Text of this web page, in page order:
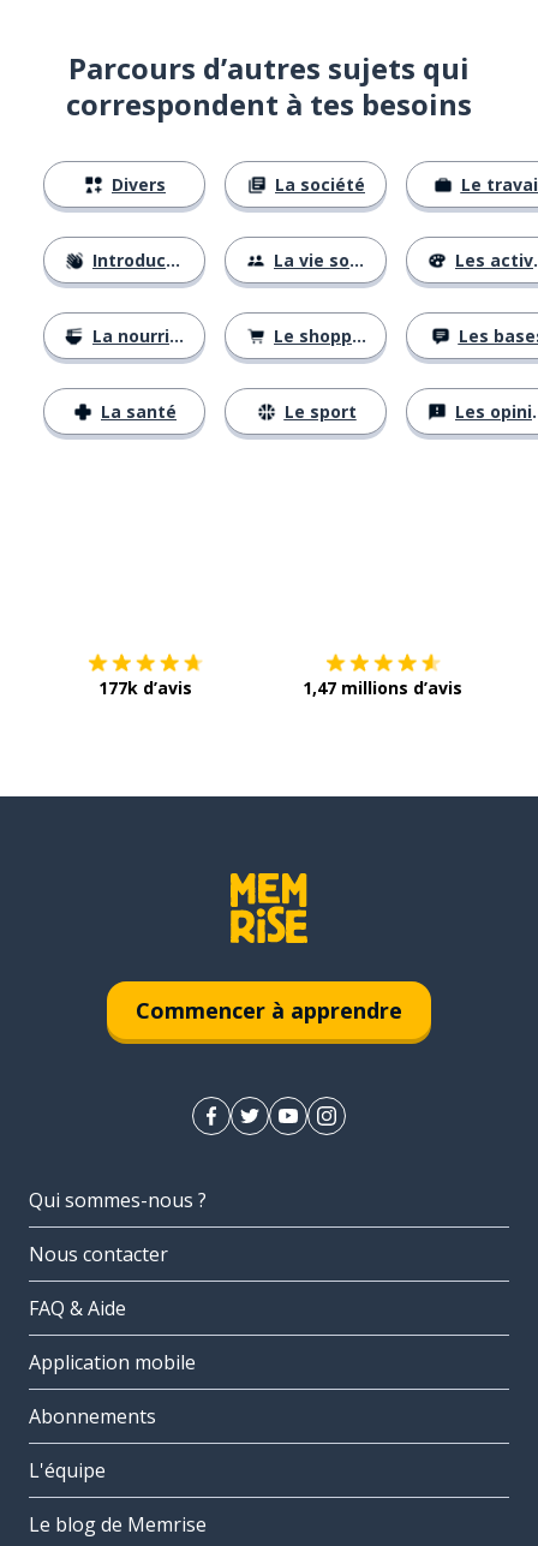
Parcours d’autres sujets qui
correspondent à tes besoins
Divers
Introductions
La nourriture
La santé
La société
La vie sociale
Le shopping
Le sport
Le
Les activités
Les
Les opinions
177k d’avis 1,47 millions d’avis
Commencer à apprendre
Qui sommes-nous ?
Nous contacter
FAQ & Aide
Application mobile
Abonnements
L'équipe
Le blog de Memrise